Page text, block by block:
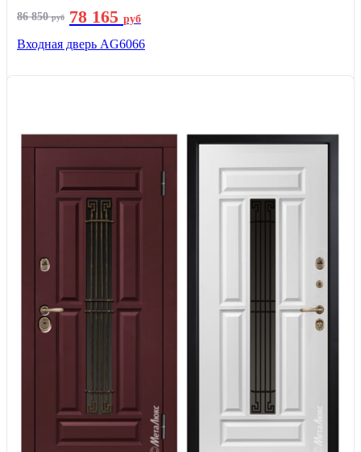
86 850руб 78 165 руб
Входная дверь AG6066